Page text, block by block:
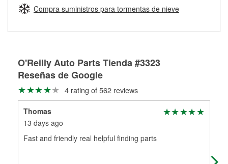
Más información sobre el Programa de Préstamo de
medirán tus tambores o discos para determinar si pueden
ser rectificados con seguridad. Si tus tambores o discos no
partes de reemplazo correctas para tu reparación.
Compra suministros para tormentas de nieve
O'Reilly Auto Parts Tienda #3323
Reseñas de Google
4 rating of 562 reviews
Thomas
13 days ago
Fast and friendly real helpful finding parts